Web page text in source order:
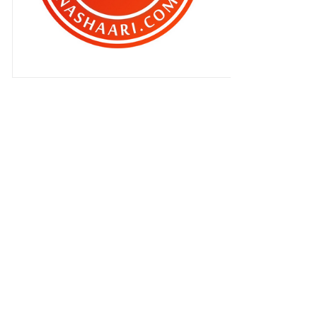
Kisah sebenar sebuah kemalangan
..